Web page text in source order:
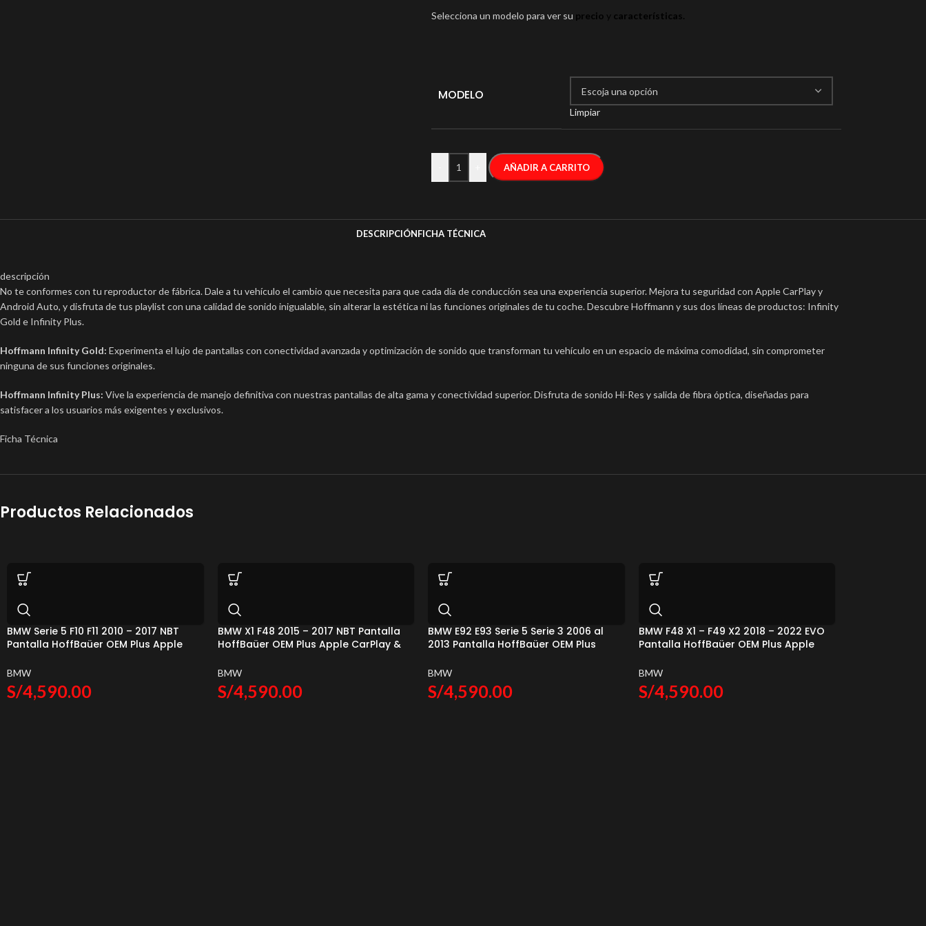
Selecciona un modelo para ver su precio y características.
MODELO
Limpiar
AÑADIR A CARRITO
DESCRIPCIÓNFICHA TÉCNICA
descripción
No te conformes con tu reproductor de fábrica. Dale a tu vehículo el cambio que necesita para que cada día de conducción sea una experiencia superior. Mejora tu seguridad con Apple CarPlay y
Android Auto, y disfruta de tus playlist con una calidad de sonido inigualable, sin alterar la estética ni las funciones originales de tu coche. Descubre Hoffmann y sus dos líneas de productos: Infinity
Gold e Infinity Plus.
Hoffmann Infinity Gold: Experimenta el lujo de pantallas con conectividad avanzada y optimización de sonido que transforman tu vehículo en un espacio de máxima comodidad, sin comprometer
ninguna de sus funciones originales.
Hoffmann Infinity Plus: Vive la experiencia de manejo definitiva con nuestras pantallas de alta gama y conectividad superior. Disfruta de sonido Hi-Res y salida de fibra óptica, diseñadas para
satisfacer a los usuarios más exigentes y exclusivos.
Ficha Técnica
Productos Relacionados
BMW Serie 5 F10 F11 2010 – 2017 NBT
Pantalla HoffBaüer OEM Plus Apple
Baüer
BMW
S/4,590.00
BMW X1 F48 2015 – 2017 NBT Pantalla
HoffBaüer OEM Plus Apple CarPlay &
BMW
S/4,590.00
BMW E92 E93 Serie 5 Serie 3 2006 al
2013 Pantalla HoffBaüer OEM Plus
Hoffmann & Baüer
BMW
S/4,590.00
BMW F48 X1 – F49 X2 2018 – 2022 EVO
Pantalla HoffBaüer OEM Plus Apple
Baüer
BMW
S/4,590.00